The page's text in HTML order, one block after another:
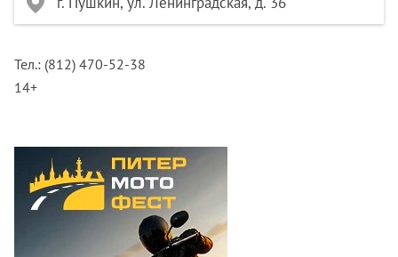
Тел.: (812) 470-52-38
14+